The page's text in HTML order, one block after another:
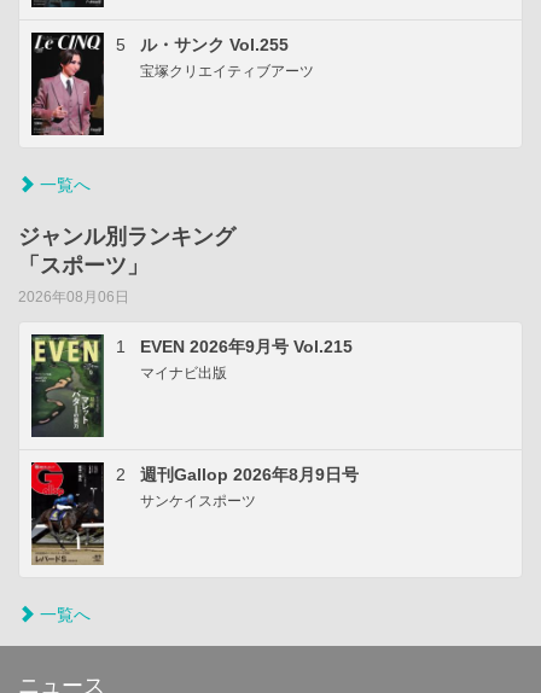
5 ル・サンク Vol.255
宝塚クリエイティブアーツ
一覧へ
ジャンル別ランキング
「スポーツ」
2026年08月06日
1 EVEN 2026年9月号 Vol.215
マイナビ出版
2 週刊Gallop 2026年8月9日号
サンケイスポーツ
一覧へ
ニュース